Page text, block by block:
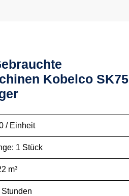
Kobelco SK75
/ Einheit
1 Stück
m³